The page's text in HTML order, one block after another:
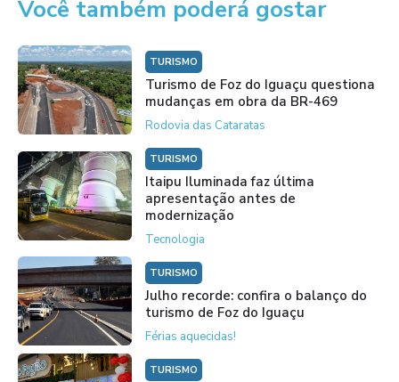
Você também poderá gostar
TURISMO
Turismo de Foz do Iguaçu questiona
mudanças em obra da BR-469
Rodovia das Cataratas
TURISMO
Itaipu Iluminada faz última
apresentação antes de
modernização
Tecnologia
TURISMO
Julho recorde: confira o balanço do
turismo de Foz do Iguaçu
Férias aquecidas!
TURISMO